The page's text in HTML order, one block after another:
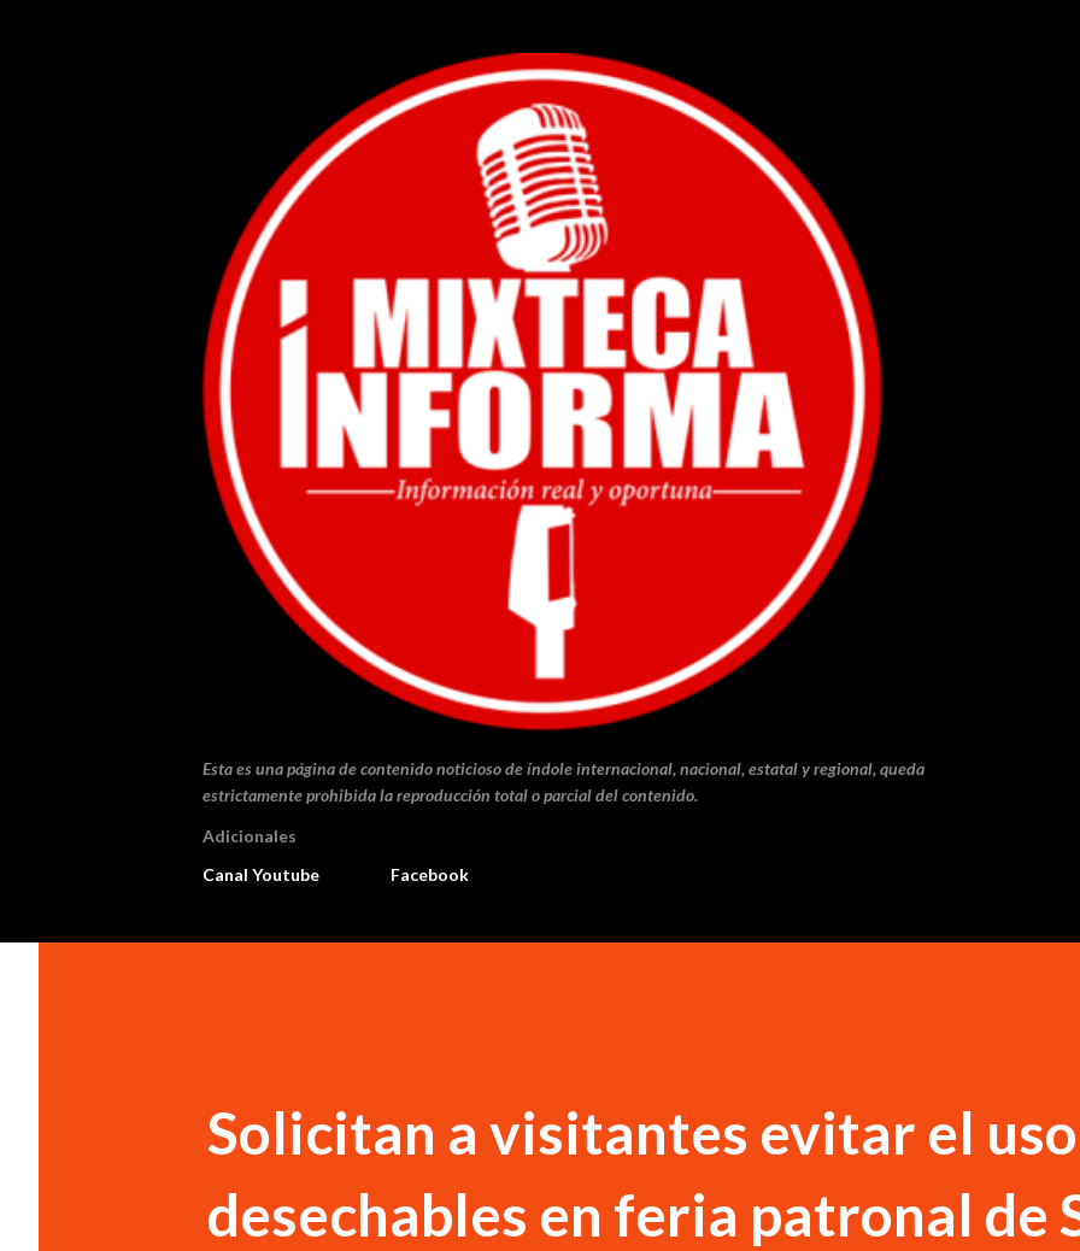
Esta es una página de contenido noticioso de índole internacional, nacional, estatal y regional, queda
estrictamente prohibida la reproducción total o parcial del contenido.
Adicionales
Canal Youtube
Facebook
Solicitan a visitantes evitar el
desechables en feria patronal de